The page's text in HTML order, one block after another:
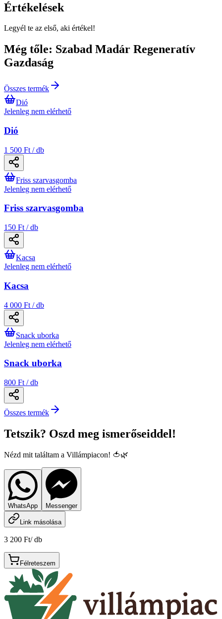
Értékelések
Legyél te az első, aki értékel!
Még tőle: Szabad Madár Regeneratív
Gazdaság
Összes termék
Dió
Jelenleg nem elérhető
Dió
1 500 Ft / db
Friss szarvasgomba
Jelenleg nem elérhető
Friss szarvasgomba
150 Ft / db
Kacsa
Jelenleg nem elérhető
Kacsa
4 000 Ft / db
Snack uborka
Jelenleg nem elérhető
Snack uborka
800 Ft / db
Összes termék
Tetszik? Oszd meg ismerőseiddel!
Nézd mit találtam a Villámpiacon! 🍅🌿
WhatsApp Messenger
Link másolása
3 200 Ft/db
Félreteszem